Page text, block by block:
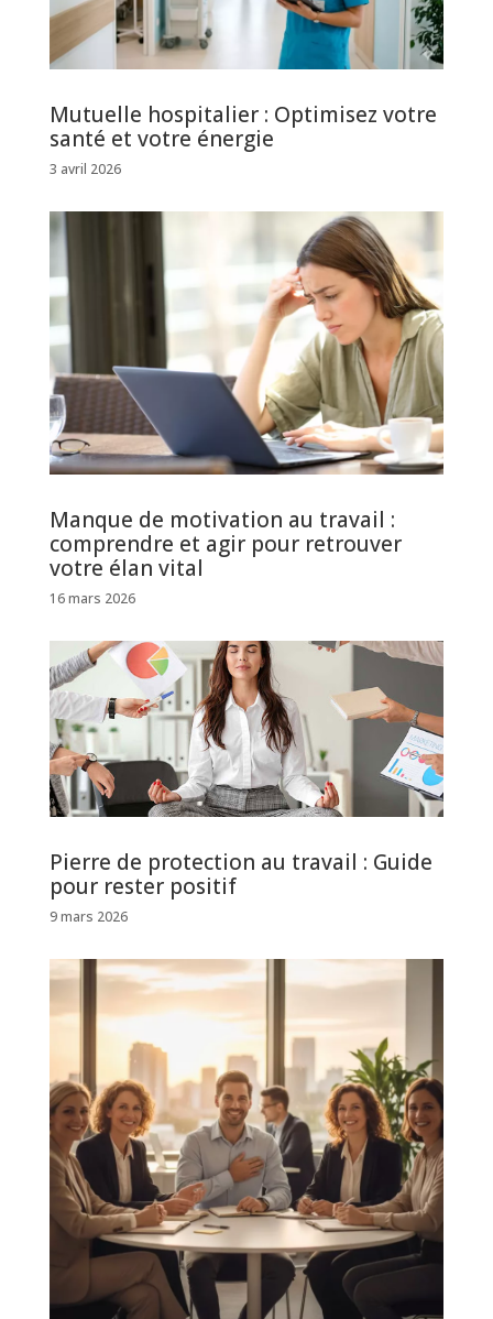
Mutuelle hospitalier : Optimisez votre
santé et votre énergie
3 avril 2026
Manque de motivation au travail :
comprendre et agir pour retrouver
votre élan vital
16 mars 2026
Pierre de protection au travail : Guide
pour rester positif
9 mars 2026